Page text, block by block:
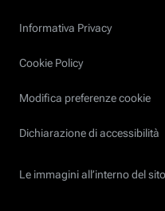
Informativa Privacy
Cookie Policy
Modifica preferenze cookie
Dichiarazione di accessibilità
Le immagini all’interno del